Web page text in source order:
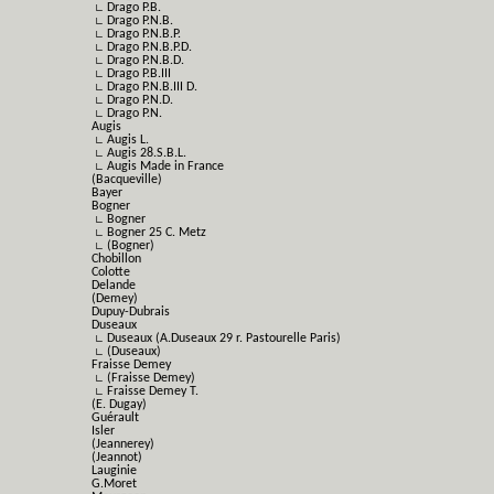
∟ Drago P.B.
∟ Drago P.N.B.
∟ Drago P.N.B.P.
∟ Drago P.N.B.P.D.
∟ Drago P.N.B.D.
∟ Drago P.B.III
∟ Drago P.N.B.III D.
∟ Drago P.N.D.
∟ Drago P.N.
Augis
∟ Augis L.
∟ Augis 28.S.B.L.
∟ Augis Made in France
(Bacqueville)
Bayer
Bogner
∟ Bogner
∟ Bogner 25 C. Metz
∟ (Bogner)
Chobillon
Colotte
Delande
(Demey)
Dupuy-Dubrais
Duseaux
∟ Duseaux (A.Duseaux 29 r. Pastourelle Paris)
∟ (Duseaux)
Fraisse Demey
∟ (Fraisse Demey)
∟ Fraisse Demey T.
(E. Dugay)
Guérault
Isler
(Jeannerey)
(Jeannot)
Lauginie
G.Moret